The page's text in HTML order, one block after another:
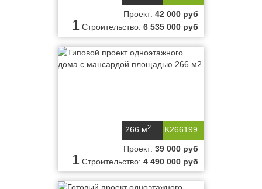
1
Проект: 42 000 руб
Строительство: 6 535 000 руб
K266199
266 м2
1
Проект: 39 000 руб
Строительство: 4 490 000 руб